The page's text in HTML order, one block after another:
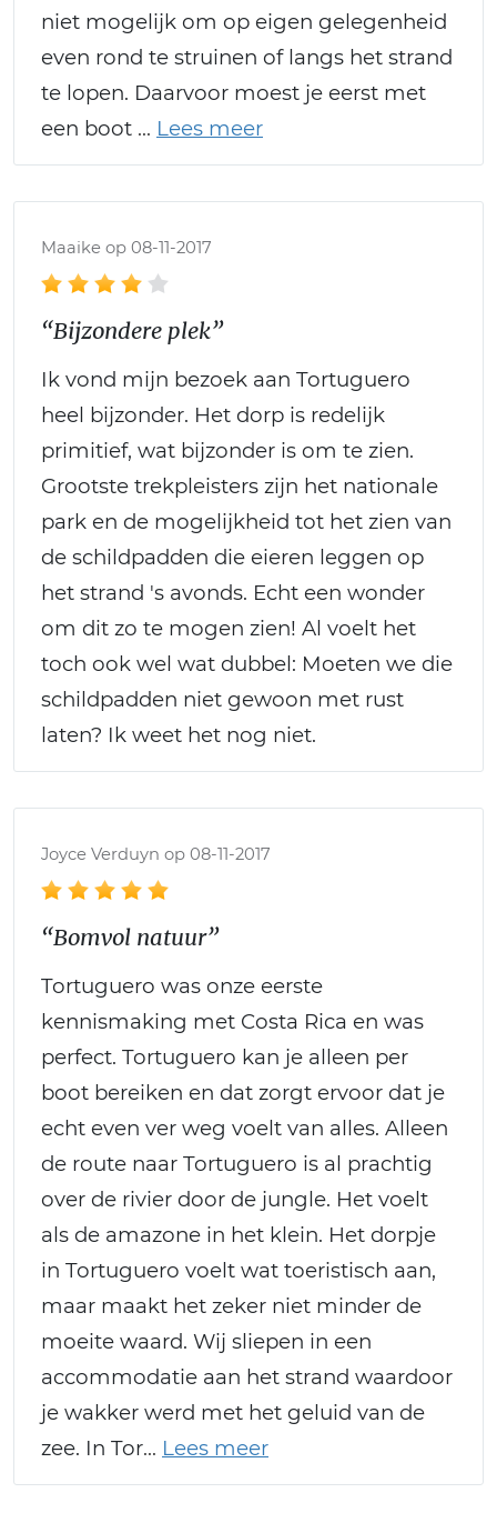
niet mogelijk om op eigen gelegenheid
even rond te struinen of langs het strand
te lopen. Daarvoor moest je eerst met
een boot
Maaike op 08-11-2017
“Bijzondere plek”
Ik vond mijn bezoek aan Tortuguero
heel bijzonder. Het dorp is redelijk
primitief, wat bijzonder is om te zien.
Grootste trekpleisters zijn het nationale
park en de mogelijkheid tot het zien van
de schildpadden die eieren leggen op
het strand 's avonds. Echt een wonder
om dit zo te mogen zien! Al voelt het
toch ook wel wat dubbel: Moeten we die
schildpadden niet gewoon met rust
laten? Ik weet het nog niet.
Joyce Verduyn op 08-11-2017
“Bomvol natuur”
Tortuguero was onze eerste
kennismaking met Costa Rica en was
perfect. Tortuguero kan je alleen per
boot bereiken en dat zorgt ervoor dat je
echt even ver weg voelt van alles. Alleen
de route naar Tortuguero is al prachtig
over de rivier door de jungle. Het voelt
als de amazone in het klein. Het dorpje
in Tortuguero voelt wat toeristisch aan,
maar maakt het zeker niet minder de
moeite waard. Wij sliepen in een
accommodatie aan het strand waardoor
je wakker werd met het geluid van de
zee. In Tor